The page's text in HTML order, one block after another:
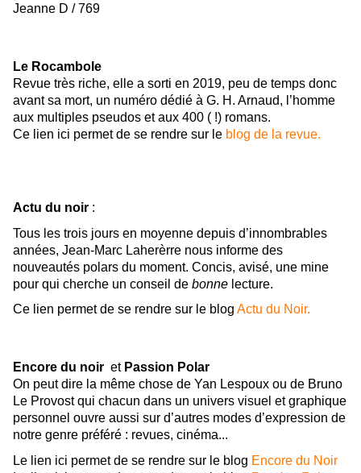
Jeanne D / 769
Le Rocambole
Revue très riche, elle a sorti en 2019, peu de temps donc
avant sa mort, un numéro dédié à G. H. Arnaud, l’homme
aux multiples pseudos et aux 400 ( !) romans.
Ce lien ici permet de se rendre sur le blog de la revue.
Actu du noir :
Tous les trois jours en moyenne depuis d’innombrables
années, Jean-Marc Laherèrre nous informe des
nouveautés polars du moment. Concis, avisé, une mine
pour qui cherche un conseil de bonne lecture.
Ce lien permet de se rendre sur le blog Actu du Noir.
Encore du noir et Passion Polar
On peut dire la même chose de Yan Lespoux ou de Bruno
Le Provost qui chacun dans un univers visuel et graphique
personnel ouvre aussi sur d’autres modes d’expression de
notre genre préféré : revues, cinéma...
Le lien ici permet de se rendre sur le blog Encore du Noir